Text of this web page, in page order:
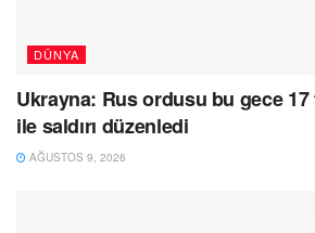
DÜNYA
Ukrayna: Rus ordusu bu gece 17
ile saldırı düzenledi
AĞUSTOS 9, 2026